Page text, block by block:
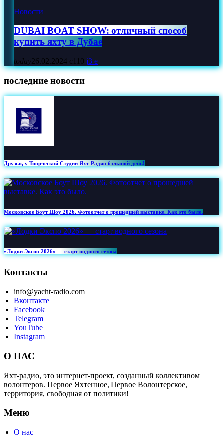
Новости
DUBAI BOAT SHOW: отличный способ
купить яхту в Дубае
today26.02.2024 110 3
последние новости
Друзья, у Творческой Студии Яхт‑Радио большой день!
Московское Боут Шоу 2026. Фотоотчет о прошедшей выставке. Как это было.
«Лодки Экспо 2026» — старт водного сезона
Контакты
info@yacht-radio.com
Вконтакте
Facebook
Telegram
YouTube
Instagram
О НАС
Яхт-радио, это интернет-проект, созданный коллективом
волонтеров. Первое Яхтенное, Первое Волонтерское,
территория, свободная от политики!
Меню
О нас